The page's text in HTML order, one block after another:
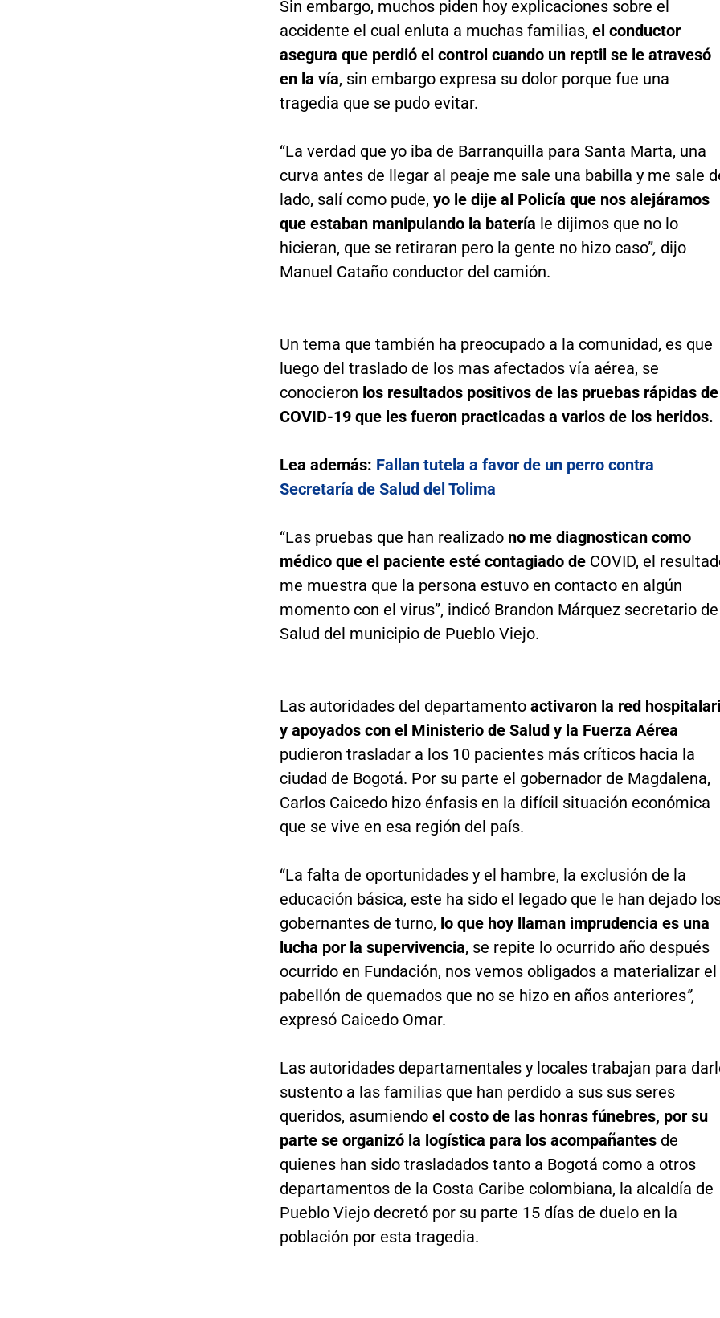
Sin embargo, muchos piden hoy explicaciones sobre el
accidente el cual enluta a muchas familias, el conductor
asegura que perdió el control cuando un reptil se le atravesó
en la vía, sin embargo expresa su dolor porque fue una
tragedia que se pudo evitar.
“La verdad que yo iba de Barranquilla para Santa Marta, una
curva antes de llegar al peaje me sale una babilla y me sale
lado, salí como pude, yo le dije al Policía que nos alejáramos
que estaban manipulando la batería le dijimos que no lo
hicieran, que se retiraran pero la gente no hizo caso”, dijo
Manuel Cataño conductor del camión.
Un tema que también ha preocupado a la comunidad, es que
luego del traslado de los mas afectados vía aérea, se
conocieron los resultados positivos de las pruebas rápidas de
COVID-19 que les fueron practicadas a varios de los heridos.
Lea además: Fallan tutela a favor de un perro contra
Secretaría de Salud del Tolima
“Las pruebas que han realizado no me diagnostican como
médico que el paciente esté contagiado deCOVID, el
me muestra que la persona estuvo en contacto en algún
momento con el virus”, indicó Brandon Márquez secretario de
Salud del municipio de Pueblo Viejo.
Las autoridades del departamento activaron la red
y apoyados con el Ministerio de Salud y la Fuerza Aérea
pudieron trasladar a los 10 pacientes más críticos hacia la
ciudad de Bogotá. Por su parte el gobernador de Magdalena,
Carlos Caicedo hizo énfasis en la difícil situación económica
que se vive en esa región del país.
“La falta de oportunidades y el hambre, la exclusión de la
educación básica, este ha sido el legado que le han dejado
gobernantes de turno, lo que hoy llaman imprudencia es una
lucha por la supervivencia, se repite lo ocurrido año después
ocurrido en Fundación, nos vemos obligados a materializar el
pabellón de quemados que no se hizo en años anteriores”,
expresó Caicedo Omar.
Las autoridades departamentales y locales trabajan para
sustento a las familias que han perdido a sus sus seres
queridos, asumiendoel costo de las honras fúnebres, por su
parte se organizó la logística para los acompañantesde
quienes han sido trasladados tanto a Bogotá como a otros
departamentos de la Costa Caribe colombiana, la alcaldía de
Pueblo Viejo decretó por su parte 15 días de duelo en la
población por esta tragedia.